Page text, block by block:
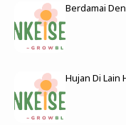
Berdamai
Hujan Di Lain